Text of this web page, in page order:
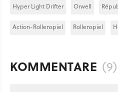
Hyper Light Drifter Orwell
Action-Rollenspiel Rollenspiel
KOMMENTARE (9)